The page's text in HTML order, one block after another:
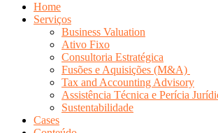
Home
Serviços
Business Valuation
Ativo Fixo
Consultoria Estratégica
Fusões e Aquisições (M&A)
Tax and Accounting Advisory
Assistência Técnica e Perícia
Sustentabilidade
Cases